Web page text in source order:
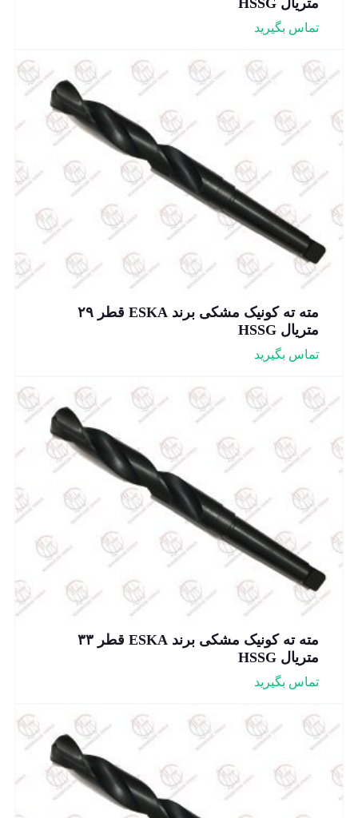
تماس بگیرید
مته ته کونیک مشکی برند ESKA قطر ۲۹
متریال HSSG
تماس بگیرید
مته ته کونیک مشکی برند ESKA قطر ۳۳
متریال HSSG
تماس بگیرید